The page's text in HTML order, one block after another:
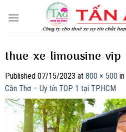
thue-xe-limousine-vip
Published 07/15/2023 at 800 × 500 in
Cần Thơ – Uy tín TOP 1 tại TP.HCM